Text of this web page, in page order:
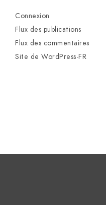
Connexion
Flux des publications
Flux des commentaires
Site de WordPress-FR